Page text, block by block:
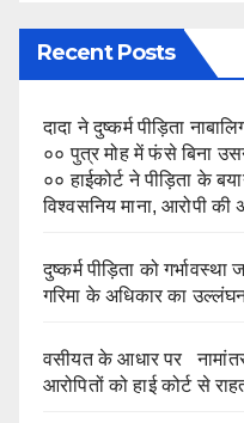
Recent Posts
दादा ने दुष्कर्म पीड़िता
०० पुत्र मोह में फंसे बिना
०० हाईकोर्ट ने पीड़िता के
विश्वसनिय माना, आरोपी
दुष्कर्म पीड़िता को
गरिमा के अधिकार का उल्लंघन
वसीयत के आधार पर
आरोपितों को हाई कोर्ट से